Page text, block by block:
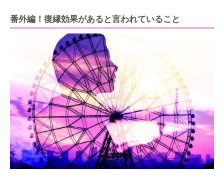
番外編！復縁効果があると言われていること